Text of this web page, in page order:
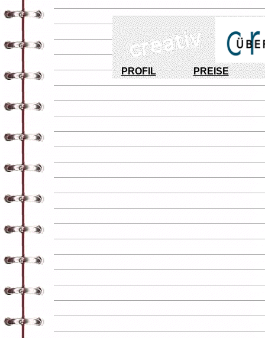
PROFIL PREISE